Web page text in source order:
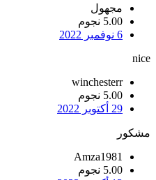
مجهول
5.00 نجوم
6 نوفمبر 2022
nice
winchesterr
5.00 نجوم
29 أكتوبر 2022
مشكور
Amza1981
5.00 نجوم